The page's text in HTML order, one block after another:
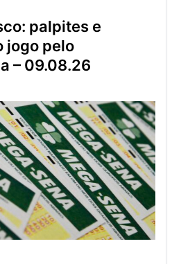
jogo pelo
– 09.08.26